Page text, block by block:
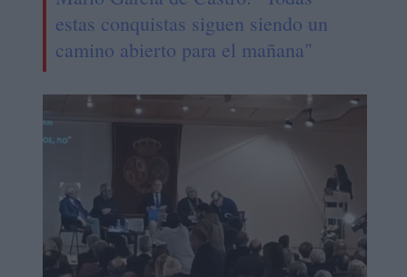
estas conquistas siguen siendo un
camino abierto para el mañana"